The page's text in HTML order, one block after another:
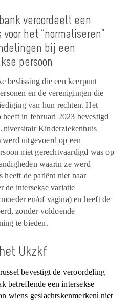
veroordeelt een
het “normaliseren”
bij een
persoon
beslissing die een keerpunt
en de verenigingen die
van hun rechten. Het
in februari 2023 bevestigd
Kinderziekenhuis
werd uitgevoerd op een
niet gerechtvaardigd was op
waarin ze werd
heeft de patiënt niet naar
de intersekse variatie
en/of vagina) en heeft de
zonder voldoende
te bieden.
Ukzkf
bevestigt de veroordeling
betreffende een intersekse
wiens geslachtskenmerkeni niet